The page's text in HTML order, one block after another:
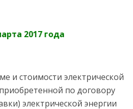
2017 года
и стоимости электрической
по договору
электрической энергии